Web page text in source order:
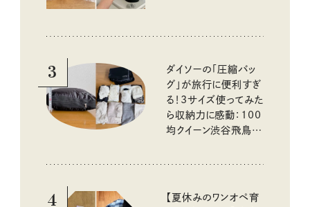
3
ダイソーの「圧縮バッ
グ」が旅行に便利すぎ
る！3サイズ使ってみた
ら収納力に感動：100
均クイーン渋谷飛鳥の
4
【夏休みのワンオペ育